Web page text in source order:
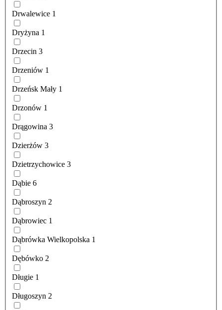
Drwalewice 1
Dryżyna 1
Drzecin 3
Drzeniów 1
Drzeńsk Mały 1
Drzonów 1
Drągowina 3
Dzierżów 3
Dzietrzychowice 3
Dąbie 6
Dąbroszyn 2
Dąbrowiec 1
Dąbrówka Wielkopolska 1
Dębówko 2
Długie 1
Długoszyn 2